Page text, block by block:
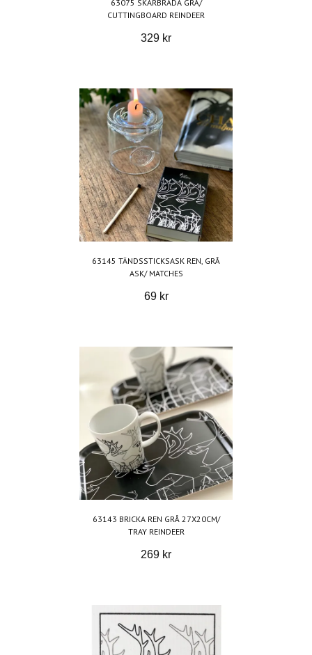
63075 SKÄRBRÄDA GRÅ/
CUTTINGBOARD REINDEER
329 kr
63145 TÄNDSSTICKSASK REN, GRÅ
ASK/ MATCHES
69 kr
63143 BRICKA REN GRÅ 27X20CM/
TRAY REINDEER
269 kr